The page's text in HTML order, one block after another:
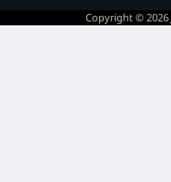
Copyright © 2026